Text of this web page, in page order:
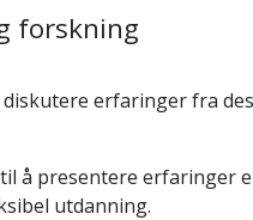
forskning
erfaringer fra
å presentere erfaringer
utdanning.